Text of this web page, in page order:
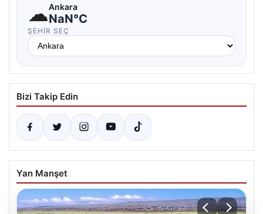
☁Ankara
NaN°C
ŞEHIR SEÇ
Bizi Takip Edin
Yan Manşet